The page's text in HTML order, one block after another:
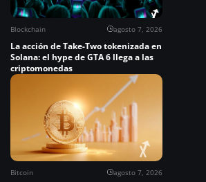
Blockchain agosto 7, 2026
La acción de Take-Two tokenizada en
Solana: el hype de GTA 6 llega a las
criptomonedas
Bitcoin agosto 7, 2026